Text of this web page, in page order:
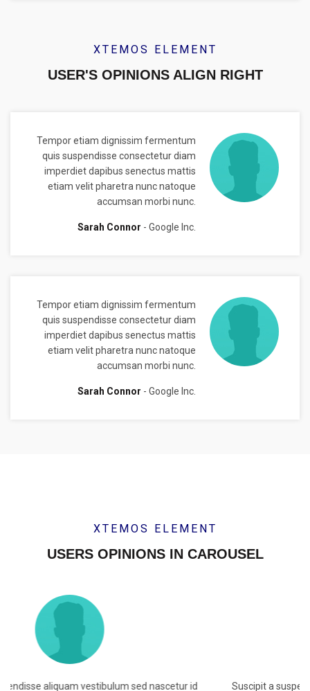
XTEMOS ELEMENT
USER'S OPINIONS ALIGN RIGHT
Tempor etiam dignissim fermentum
quis suspendisse consectetur diam
imperdiet dapibus senectus mattis
etiam velit pharetra nunc natoque
accumsan morbi nunc.
Sarah Connor Google Inc.
Tempor etiam dignissim fermentum
quis suspendisse consectetur diam
imperdiet dapibus senectus mattis
etiam velit pharetra nunc natoque
accumsan morbi nunc.
Sarah Connor Google Inc.
XTEMOS ELEMENT
USERS OPINIONS IN CAROUSEL
Suscipit a suspendisse aliquam vestibulum sed nascetur id